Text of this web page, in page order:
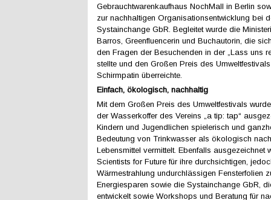
Gebrauchtwarenkaufhaus NochMall in Berlin
zur nachhaltigen Organisationsentwicklung bei
Systainchange GbR. Begleitet wurde die
Barros, Greenfluencerin und Buchautorin, die
den Fragen der Besuchenden in der „Lass uns
stellte und den Großen Preis des
Schirmpatin überreichte.
Einfach, ökologisch, nachhaltig
Mit dem Großen Preis des Umweltfestivals
der Wasserkoffer des Vereins „a tip: tap“
Kindern und Jugendlichen spielerisch und
Bedeutung von Trinkwasser als ökologisch
Lebensmittel vermittelt. Ebenfalls ausgezeichnet
Scientists for Future für ihre durchsichtigen,
Wärmestrahlung undurchlässigen Fensterfolien
Energiesparen sowie die Systainchange GbR,
entwickelt sowie Workshops und Beratung für